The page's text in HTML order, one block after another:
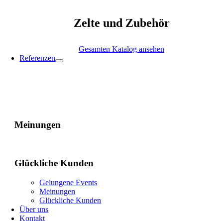
Zelte und Zubehör
Gesamten Katalog ansehen
Referenzen
Meinungen
Glückliche Kunden
Gelungene Events
Meinungen
Glückliche Kunden
Über uns
Kontakt